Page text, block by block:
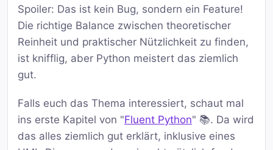
Spoiler: Das ist kein Bug, sondern ein Feature!
Die richtige Balance zwischen theoretischer
Reinheit und praktischer Nützlichkeit zu finden,
ist knifflig, aber Python meistert das ziemlich
gut.
Falls euch das Thema interessiert, schaut mal
ins erste Kapitel von "Fluent Python" 📚. Da wird
das alles ziemlich gut erklärt, inklusive eines